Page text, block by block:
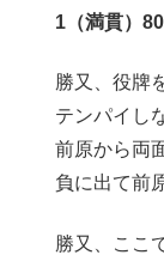
1（満貫）
勝又、役牌
テンパイし
前原から両
負に出て前
勝又、ここ